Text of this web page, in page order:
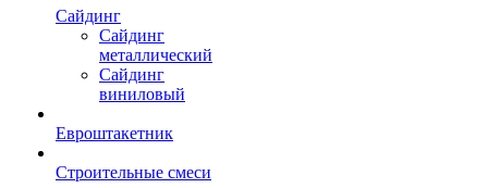
Сайдинг
Сайдинг
металлический
Сайдинг
виниловый
Евроштакетник
Строительные смеси